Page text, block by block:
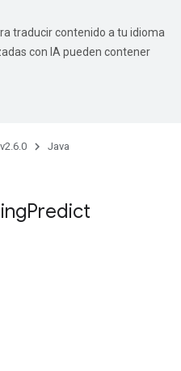
traducir contenido a tu idioma
con IA pueden contener
Java
Predict